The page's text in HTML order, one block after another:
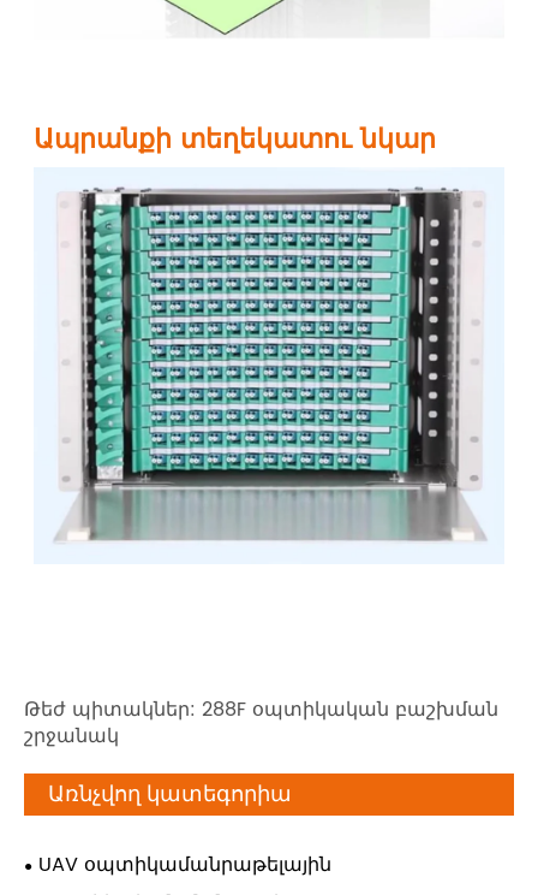
Ապրանքի տեղեկատու նկար
Թեժ պիտակներ: 288F օպտիկական բաշխման
շրջանակ
Առնչվող կատեգորիա
UAV օպտիկամանրաթելային